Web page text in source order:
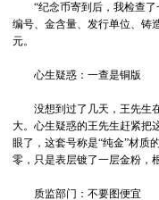
“纪念币寄到后，我检查了
编号、金含量、发行单位、铸
元。
心生疑惑：一查是铜版
没想到过了几天，王先生在
大。心生疑惑的王先生赶紧把
眼了，这套号称是“纯金”材质
零，只是表层镀了一层金粉，
质监部门：不要图便宜